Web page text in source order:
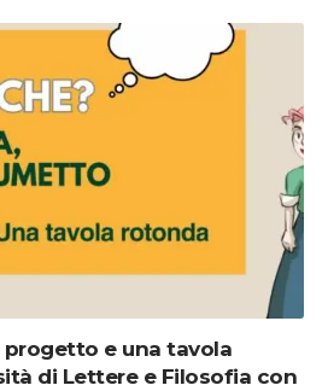
progetto e una tavola
di Lettere e Filosofia con